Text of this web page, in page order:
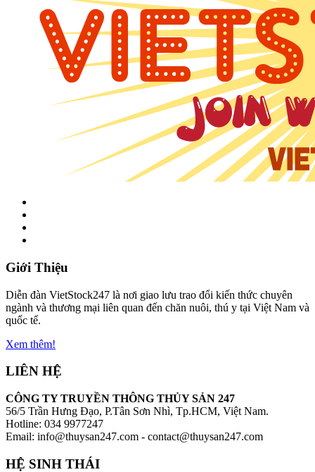
Giới Thiệu
Diễn đàn VietStock247 là nơi giao lưu trao đổi kiến thức chuyên
ngành và thương mại liên quan đến chăn nuôi, thú y tại Việt Nam và
quốc tế.
Xem thêm!
LIÊN HỆ
CÔNG TY TRUYỀN THÔNG THỦY SẢN 247
56/5 Trần Hưng Đạo, P.Tân Sơn Nhì, Tp.HCM, Việt Nam.
Hotline: 034 9977247
Email: info@thuysan247.com - contact@thuysan247.com
HỆ SINH THÁI